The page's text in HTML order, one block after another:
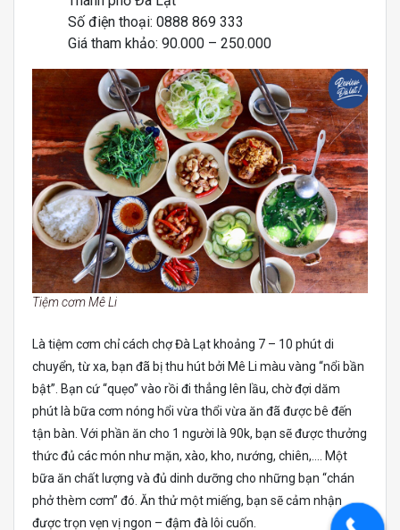
Số điện thoại: 0888 869 333
Giá tham khảo: 90.000 – 250.000
Tiệm cơm Mê Li
Là tiệm cơm chỉ cách chợ Đà Lạt khoảng 7 – 10 phút di
chuyển, từ xa, bạn đã bị thu hút bởi Mê Li màu vàng “nổi bần
bật”. Bạn cứ “quẹo” vào rồi đi thẳng lên lầu, chờ đợi dăm
phút là bữa cơm nóng hổi vừa thổi vừa ăn đã được bê đến
tận bàn. Với phần ăn cho 1 người là 90k, bạn sẽ được thưởng
thức đủ các món như mặn, xào, kho, nướng, chiên,…. Một
bữa ăn chất lượng và đủ dinh dưỡng cho những bạn “chán
phở thèm cơm” đó. Ăn thử một miếng, bạn sẽ cảm nhận
được trọn vẹn vị ngon – đậm đà lôi cuốn.